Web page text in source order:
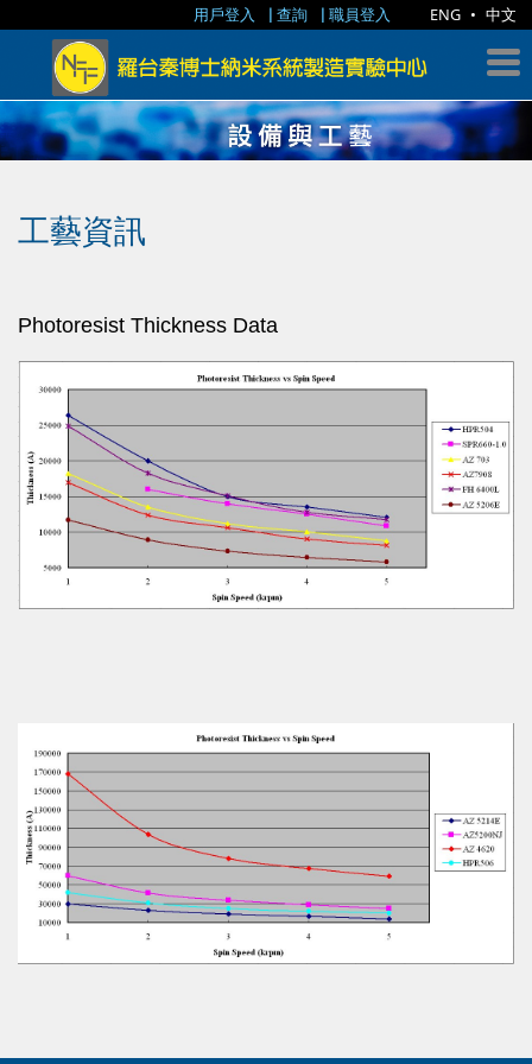
用戶登入 查詢 職員登入 ENG • 中文
工藝資訊
Photoresist Thickness Data